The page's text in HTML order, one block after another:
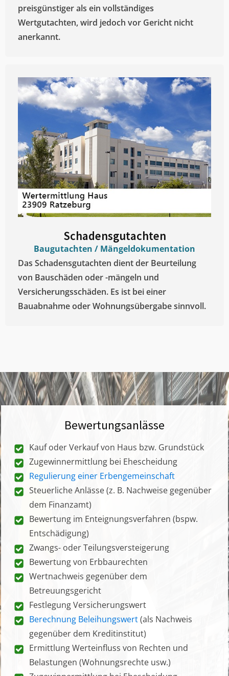
preisgünstiger als ein vollständiges
Wertgutachten, wird jedoch vor Gericht nicht
anerkannt.
Schadensgutachten
Baugutachten / Mängeldokumentation
Das Schadensgutachten dient der Beurteilung
von Bauschäden oder -mängeln und
Versicherungsschäden. Es ist bei einer
Bauabnahme oder Wohnungsübergabe sinnvoll.
Bewertungsanlässe
Kauf oder Verkauf von Haus bzw. Grundstück
Zugewinnermittlung bei Ehescheidung
Regulierung einer Erbengemeinschaft
Steuerliche Anlässe (z. B. Nachweise gegenüber
dem Finanzamt)
Bewertung im Enteignungsverfahren (bspw.
Entschädigung)
Zwangs- oder Teilungsversteigerung
Bewertung von Erbbaurechten
Wertnachweis gegenüber dem
Betreuungsgericht
Festlegung Versicherungswert
Berechnung Beleihungswert(als Nachweis
gegenüber dem Kreditinstitut)
Ermittlung Werteinfluss von Rechten und
Belastungen (Wohnungsrechte usw.)